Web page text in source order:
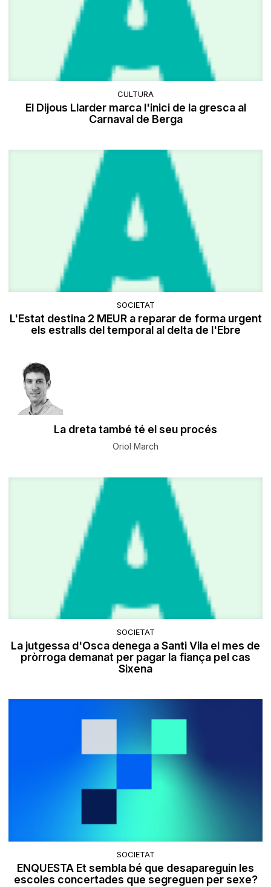
CULTURA
El Dijous Llarder marca l'inici de la gresca al
Carnaval de Berga
SOCIETAT
L'Estat destina 2 MEUR a reparar de forma urgent
els estralls del temporal al delta de l'Ebre
La dreta també té el seu procés
Oriol March
SOCIETAT
La jutgessa d'Osca denega a Santi Vila el mes de
pròrroga demanat per pagar la fiança pel cas
Sixena
SOCIETAT
ENQUESTA Et sembla bé que desapareguin les
escoles concertades que segreguen per sexe?